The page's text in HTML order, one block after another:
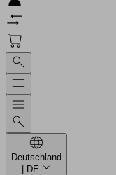
Deutschland
| DE